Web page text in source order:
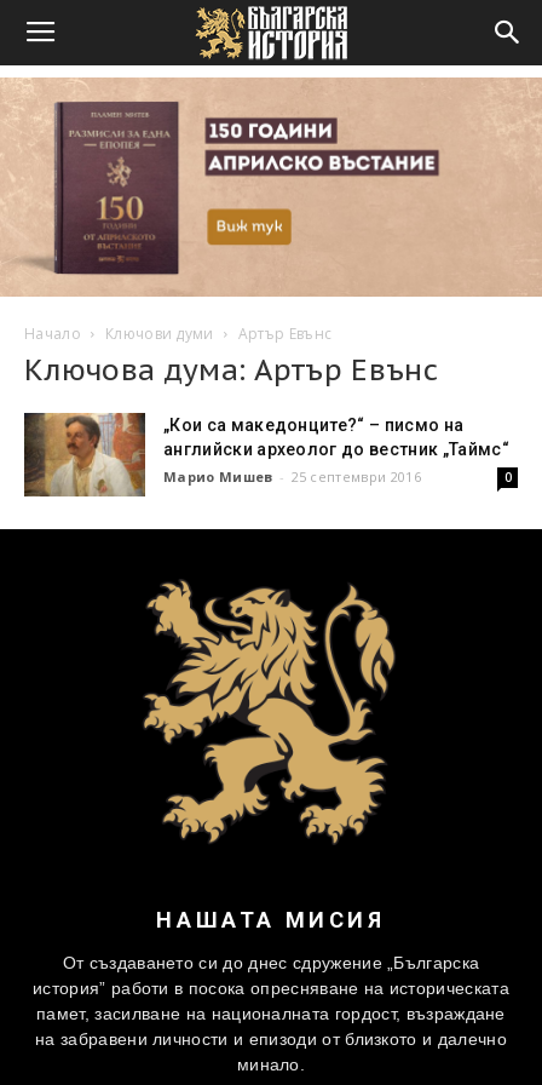
Начало Ключови думи Артър Евънс
Ключова дума: Артър Евънс
„Кои са македонците?“ – писмо на
английски археолог до вестник „Таймс“
Марио Мишев - 25 септември 2016 0
НАШАТА МИСИЯ
От създаването си до днес сдружение „Българска
история” работи в посока опресняване на историческата
памет, засилване на националната гордост, възраждане
на забравени личности и епизоди от близкото и далечно
минало.